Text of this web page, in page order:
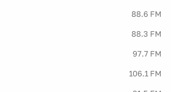
88.6 FM
88.3 FM
97.7 FM
106.1 FM